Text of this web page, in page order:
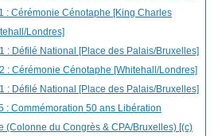
: Cérémonie Cénotaphe [King Charles
Londres]
: Défilé National [Place des Palais/Bruxelles]
: Cérémonie Cénotaphe [Whitehall/Londres]
: Défilé National [Place des Palais/Bruxelles]
: Commémoration 50 ans Libération
(Colonne du Congrès & CPA/Bruxelles) [(c)